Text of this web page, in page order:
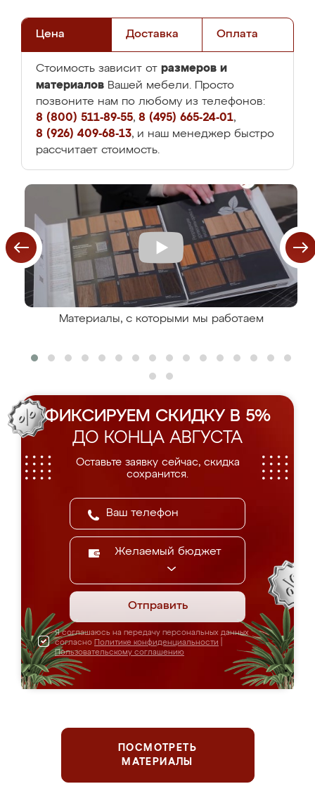
Цена Доставка Оплата
Стоимость зависит от размеров и
материалов Вашей мебели. Просто
позвоните нам по любому из телефонов:
8 (800) 511-89-55, 8 (495) 665-24-01,
8 (926) 409-68-13, и наш менеджер быстро
рассчитает стоимость.
Материалы, с которыми мы работаем
ФИКСИРУЕМ СКИДКУ В 5%
ДО КОНЦА АВГУСТА
Оставьте заявку сейчас, скидка
сохранится.
Желаемый бюджет
Отправить
Я соглашаюсь на передачу персональных данных
согласно Политике конфиденциальности
Пользовательскому соглашению
ПОСМОТРЕТЬ
МАТЕРИАЛЫ